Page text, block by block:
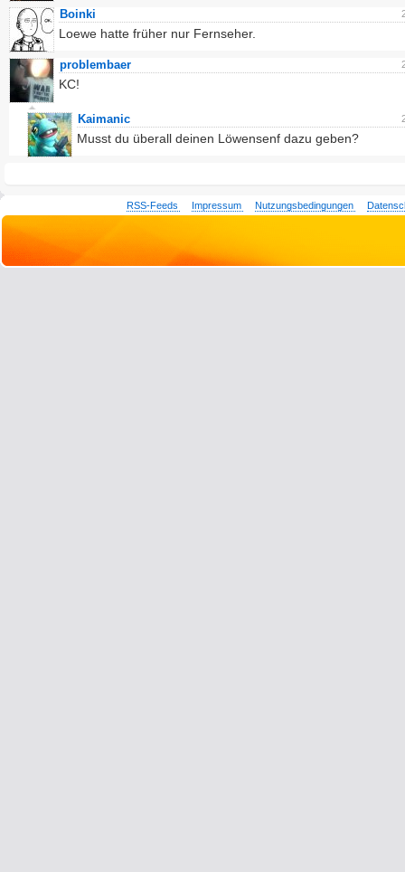
Boinki
Loewe hatte früher nur Fernseher.
problembaer
KC!
Kaimanic
Musst du überall deinen Löwensenf dazu geben?
RSS-Feeds Impressum Nutzungsbedingungen